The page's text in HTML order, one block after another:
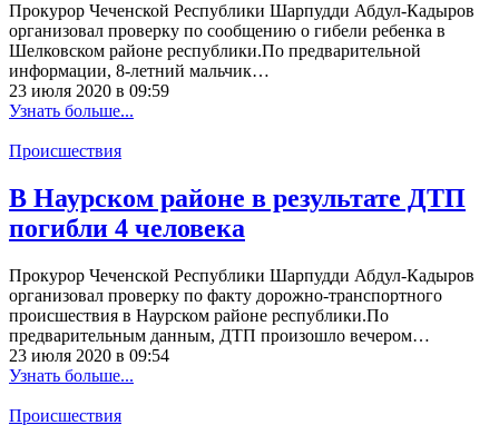
Прокурор Чеченской Республики Шарпудди Абдул-Кадыров
организовал проверку по сообщению о гибели ребенка в
Шелковском районе республики.По предварительной
информации, 8-летний мальчик…
23 июля 2020 в 09:59
Узнать больше...
Происшествия
В Наурском районе в результате ДТП
погибли 4 человека
Прокурор Чеченской Республики Шарпудди Абдул-Кадыров
организовал проверку по факту дорожно-транспортного
происшествия в Наурском районе республики.По
предварительным данным, ДТП произошло вечером…
23 июля 2020 в 09:54
Узнать больше...
Происшествия